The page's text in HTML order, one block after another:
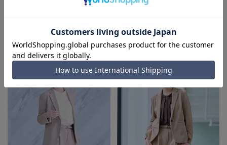
15,900円
《WEB限定》
11,129円15,900円